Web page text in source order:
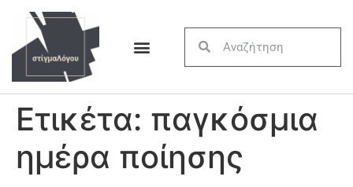
Ετικέτα: παγκόσμια
ημέρα ποίησης